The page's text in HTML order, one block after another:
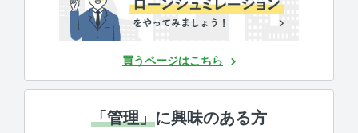
買うページはこちら
「管理」に興味のある方